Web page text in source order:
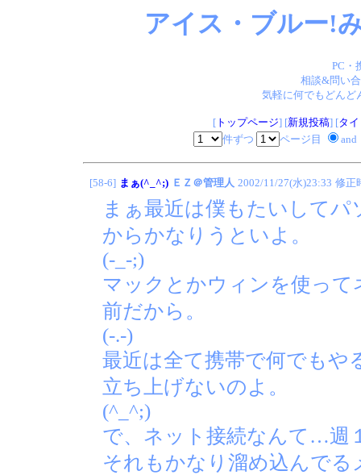
アイス・ブルー!
PC・
相談&問い
気軽に何でもどん
[トップページ] [新規投稿] [タ
件ずつ
ページ目 and
[58-6] まぁ(^_^;) ＥＺ＠管理人 2002/11/27(水)23:33 修正
まぁ最近は僕もたいして
からかなりうといよ。
(-_-;)
マックとかウィンを使っ
前だから。
(-.-)
最近は全て携帯で何でも
立ち上げないのよ。
(^_^;)
で、ネット接続なんて…週
それもかなり溜め込んで